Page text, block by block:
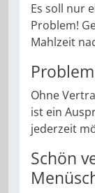
Es soll nur
Problem!
Mahlzeit
Ohne
ist ein
jederzeit
Schön